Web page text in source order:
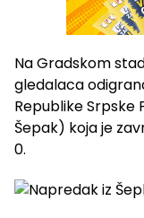
Na Gradskom
gledalaca
Republike Srpske
Šepak) koja je
0.